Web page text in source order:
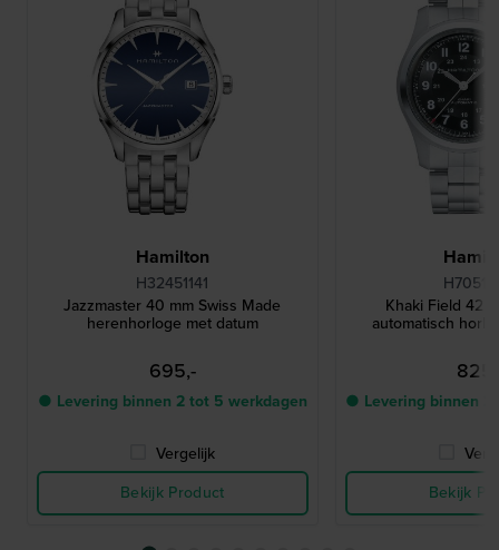
Hamilton
H32451141
Jazzmaster 40 mm Swiss Made
herenhorloge met datum
695,-
● Levering binnen 2 tot 5 werkdagen
Vergelijk
Bekijk Product
Khaki Field 42
automatisch
● Levering binnen
Bekijk